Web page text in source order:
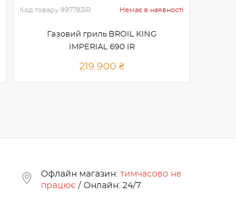
Код товару 997783IR Немає в наявності
Газовий гриль BROIL KING
IMPERIAL 690 IR
219 900 ₴
Офлайн магазин: тимчасово не
працює / Онлайн: 24/7